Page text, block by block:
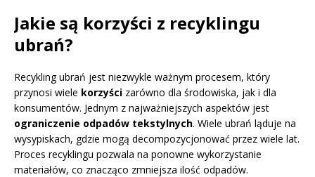
Jakie są korzyści z recyklingu
ubrań?
Recykling ubrań jest niezwykle ważnym procesem, który
przynosi wiele korzyści zarówno dla środowiska, jak i dla
konsumentów. Jednym z najważniejszych aspektów jest
ograniczenie odpadów tekstylnych. Wiele ubrań ląduje na
wysypiskach, gdzie mogą decompozycjonować przez wiele lat.
Proces recyklingu pozwala na ponowne wykorzystanie
materiałów, co znacząco zmniejsza ilość odpadów.